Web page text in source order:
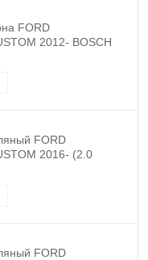
FORD
2012- BOSCH
FORD
2016- (2.0
FORD